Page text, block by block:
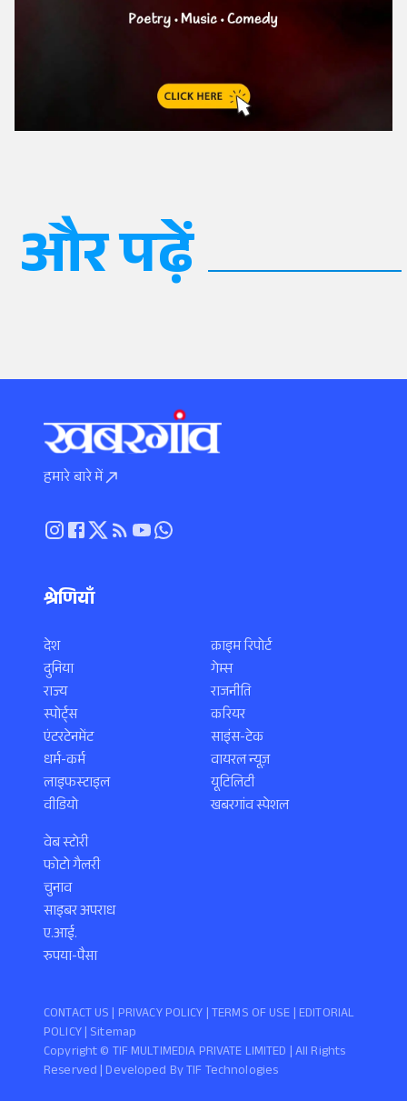
और पढ़ें
हमारे बारे में
श्रेणियाँ
देश
दुनिया
राज्य
स्पोर्ट्स
एंटरटेनमेंट
धर्म-कर्म
लाइफस्टाइल
वीडियो
क्राइम रिपोर्ट
गेम्स
राजनीति
करियर
साइंस-टेक
वायरल न्यूज़
यूटिलिटी
खबरगांव स्पेशल
वेब स्टोरी
फोटो गैलरी
चुनाव
साइबर अपराध
ए.आई.
रुपया-पैसा
Copyright ©️ TIF MULTIMEDIA PRIVATE LIMITED | All Rights
Reserved | Developed ByTIF Technologies
CONTACT US | PRIVACY POLICY |TERMS OF USE | EDITORIAL
POLICY| Sitemap